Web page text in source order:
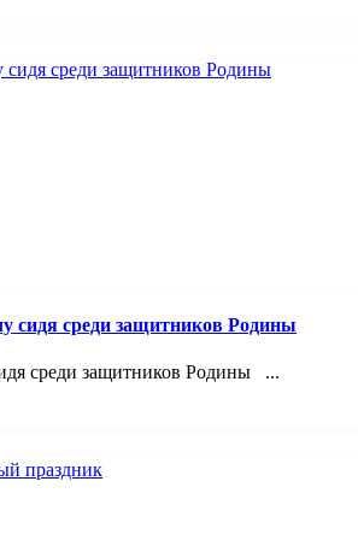
сидя среди защитников Родины
среди защитников Родины ...